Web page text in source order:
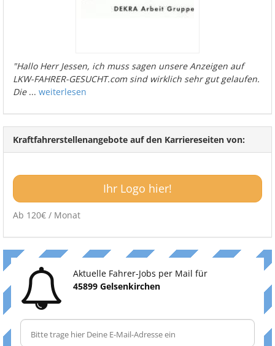
"Hallo Herr Jessen, ich muss sagen unsere Anzeigen auf
LKW-FAHRER-GESUCHT.com sind wirklich sehr gut gelaufen.
Die... weiterlesen
Kraftfahrerstellenangebote auf den Karriereseiten von:
Ihr Logo hier!
Ab 120€ / Monat
Aktuelle Fahrer-Jobs per Mail für
45899 Gelsenkirchen